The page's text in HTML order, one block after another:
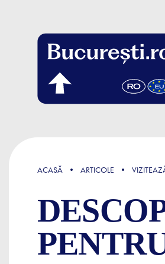
FOCUS
ACASĂ ARTICOLE